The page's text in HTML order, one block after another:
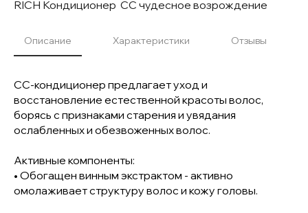
RICH Кондиционер СС чудесное возрождение
Описание Характеристики Отзывы
СС-кондиционер предлагает уход и
восстановление естественной красоты волос,
борясь с признаками старения и увядания
ослабленных и обезвоженных волос.
Активные компоненты:
• Обогащен винным экстрактом - активно
омолаживает структуру волос и кожу головы.